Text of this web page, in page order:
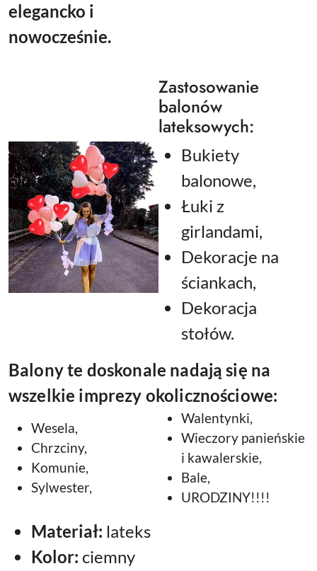
elegancko i
nowocześnie.
Zastosowanie
balonów
lateksowych:
Bukiety
balonowe,
Łuki z
girlandami,
Dekoracje na
ściankach,
Dekoracja
stołów.
Balony te doskonale nadają się na
wszelkie imprezy okolicznościowe:
Wesela,
Chrzciny,
Komunie,
Sylwester,
Walentynki,
Wieczory panieńskie
i kawalerskie,
Bale,
URODZINY!!!!
Materiał: lateks
Kolor: ciemny